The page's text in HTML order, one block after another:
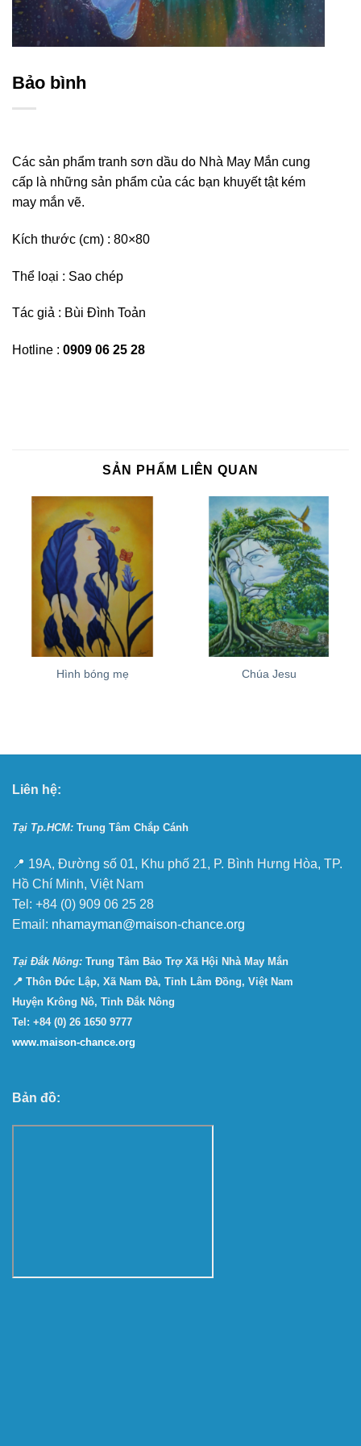
Bảo bình
Các sản phẩm tranh sơn dầu do Nhà May Mắn cung
cấp là những sản phẩm của các bạn khuyết tật kém
may mắn vẽ.
Kích thước (cm) : 80×80
Thể loại : Sao chép
Tác giả : Bùi Đình Toản
Hotline : 0909 06 25 28
SẢN PHẨM LIÊN QUAN
Hình bóng mẹ Chúa Jesu
Liên hệ:
Tại Tp.HCM: Trung Tâm Chắp Cánh
📍 19A, Đường số 01, Khu phố 21, P. Bình Hưng Hòa, TP.
Hồ Chí Minh, Việt Nam
Tel: +84 (0) 909 06 25 28
Email: nhamayman@maison-chance.org
Tại Ðắk Nông: Trung Tâm Bảo Trợ Xã Hội Nhà May Mắn
📍 Thôn Đức Lập, Xã Nam Đà, Tỉnh Lâm Đồng, Việt Nam
Huyện Krông Nô, Tỉnh Đắk Nông
Tel: +84 (0) 26 1650 9777
www.maison-chance.org
Bản đồ: